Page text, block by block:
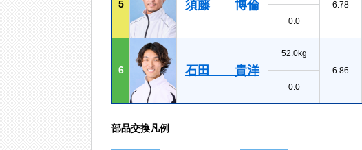
5 須藤 博倫
6.78
0.0
6 石田 貴洋
52.0kg
6.86
0.0
部品交換凡例